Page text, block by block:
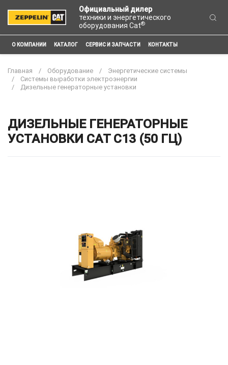
Официальный дилер
техники и энергетического
оборудования Cat®
О КОМПАНИИ КАТАЛОГ СЕРВИС И ЗАПЧАСТИ КОНТАКТЫ
Главная Оборудование
Энергетические системы
Системы выработки электроэнергии
Дизельные генераторные установки
ДИЗЕЛЬНЫЕ ГЕНЕРАТОРНЫЕ
УСТАНОВКИ CAT C13 (50 ГЦ)